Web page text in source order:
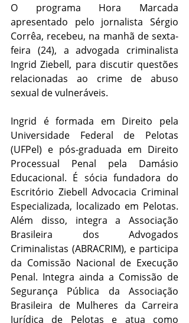
O programa Hora Marcada
apresentado pelo jornalista Sérgio
Corrêa, recebeu, na manhã de sexta-
feira (24), a advogada criminalista
Ingrid Ziebell, para discutir questões
relacionadas ao crime de abuso
sexual de vulneráveis.
Ingrid é formada em Direito pela
Universidade Federal de Pelotas
(UFPel) e pós-graduada em Direito
Processual Penal pela Damásio
Educacional. É sócia fundadora do
Escritório Ziebell Advocacia Criminal
Especializada, localizado em Pelotas.
Além disso, integra a Associação
Brasileira dos Advogados
Criminalistas (ABRACRIM), e participa
da Comissão Nacional de Execução
Penal. Integra ainda a Comissão de
Segurança Pública da Associação
Brasileira de Mulheres da Carreira
Jurídica de Pelotas e atua como